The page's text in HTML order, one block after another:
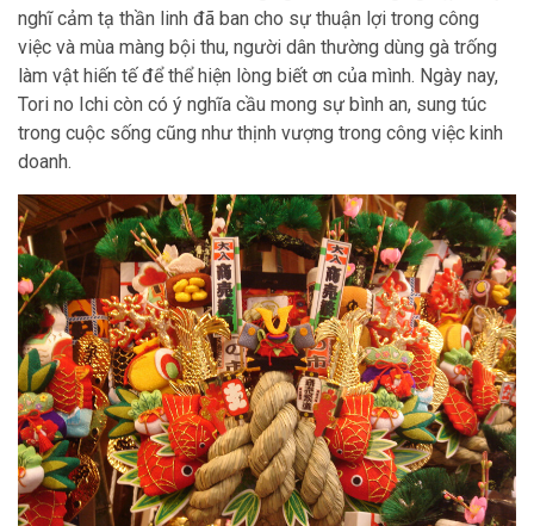
nghĩ cảm tạ thần linh đã ban cho sự thuận lợi trong công
việc và mùa màng bội thu, người dân thường dùng gà trống
làm vật hiến tế để thể hiện lòng biết ơn của mình. Ngày nay,
Tori no Ichi còn có ý nghĩa cầu mong sự bình an, sung túc
trong cuộc sống cũng như thịnh vượng trong công việc kinh
doanh.